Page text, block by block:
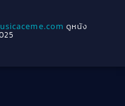
ดูหนัง